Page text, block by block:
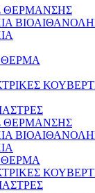
ΘΕΡΜΑΝΣΗΣ
ΘΕΡΜΑΝΣΗΣ